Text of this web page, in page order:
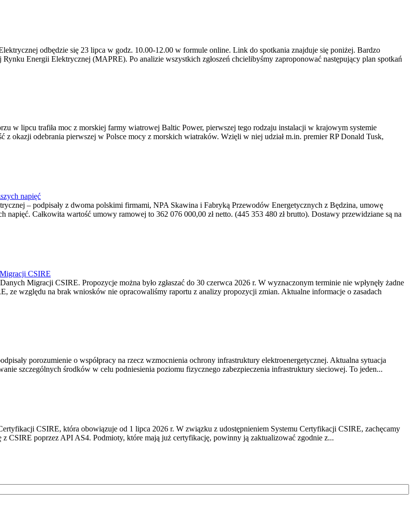
odbędzie się 23 lipca w godz. 10.00-12.00 w formule online. Link do spotkania znajduje się poniżej. Bardzo
Energii Elektrycznej (MAPRE). Po analizie wszystkich zgłoszeń chcielibyśmy zaproponować następujący plan spotkań
w lipcu trafiła moc z morskiej farmy wiatrowej Baltic Power, pierwszej tego rodzaju instalacji w krajowym systemie
z okazji odebrania pierwszej w Polsce mocy z morskich wiatraków. Wzięli w niej udział m.in. premier RP Donald Tusk,
napięć
– podpisały z dwoma polskimi firmami, NPA Skawina i Fabryką Przewodów Energetycznych z Będzina, umowę
Całkowita wartość umowy ramowej to 362 076 000,00 zł netto. (445 353 480 zł brutto). Dostawy przewidziane są na
CSIRE
Migracji CSIRE. Propozycje można było zgłaszać do 30 czerwca 2026 r. W wyznaczonym terminie nie wpłynęły żadne
względu na brak wniosków nie opracowaliśmy raportu z analizy propozycji zmian. Aktualne informacje o zasadach
porozumienie o współpracy na rzecz wzmocnienia ochrony infrastruktury elektroenergetycznej. Aktualna sytuacja
szczególnych środków w celu podniesienia poziomu fizycznego zabezpieczenia infrastruktury sieciowej. To jeden...
CSIRE, która obowiązuje od 1 lipca 2026 r. W związku z udostępnieniem Systemu Certyfikacji CSIRE, zachęcamy
CSIRE poprzez API AS4. Podmioty, które mają już certyfikację, powinny ją zaktualizować zgodnie z...